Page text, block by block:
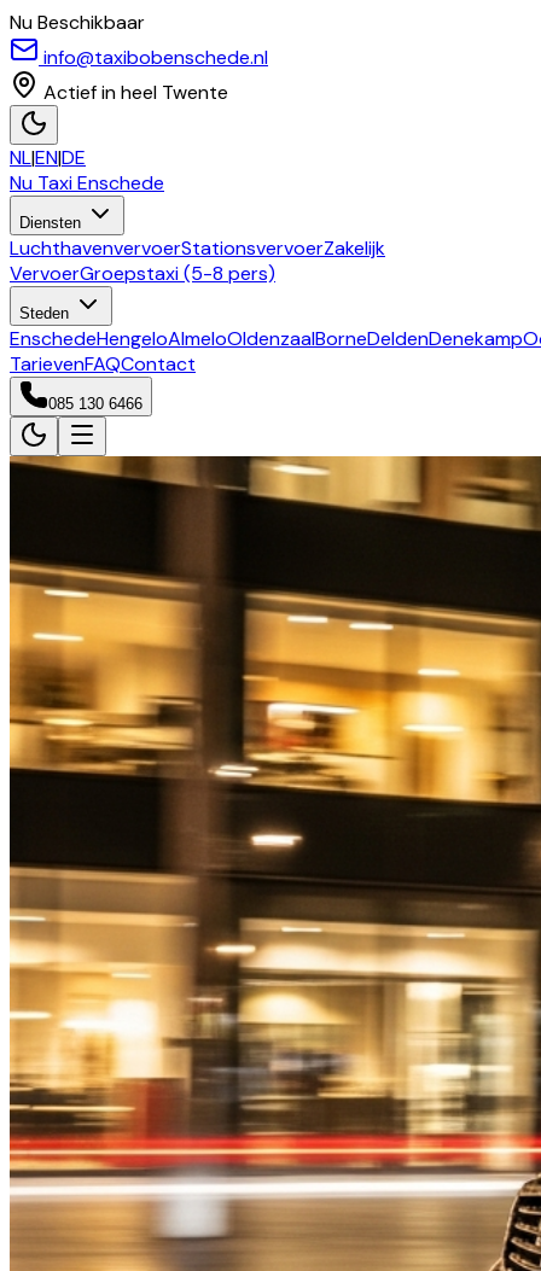
Nu Beschikbaar
info@taxibobenschede.nl
Actief in heel Twente
NL|EN|DE
Nu TaxiEnschede
Diensten
LuchthavenvervoerStationsvervoerZakelijk
VervoerGroepstaxi (5-8 pers)
Steden
EnschedeHengeloAlmeloOldenzaalBorneDeldenDenekamp
TarievenFAQContact
085 130 6466